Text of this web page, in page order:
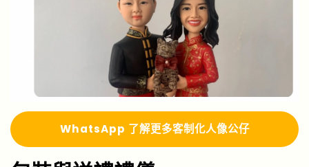
WhatsApp 了解更多客制化人像公仔